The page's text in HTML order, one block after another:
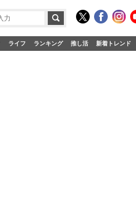
ライフ ランキング 推し活 新着トレンド